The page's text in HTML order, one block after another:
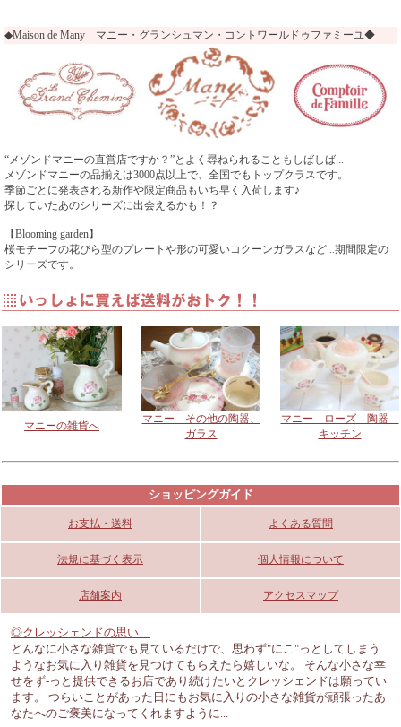
◆Maison de Many マニー・グランシュマン・コントワールドゥファミーユ◆
“メゾンドマニーの直営店ですか？”とよく尋ねられることもしばしば...
メゾンドマニーの品揃えは3000点以上で、全国でもトップクラスです。
季節ごとに発表される新作や限定商品もいち早く入荷します♪
探していたあのシリーズに出会えるかも！？
【Blooming garden】
桜モチーフの花びら型のプレートや形の可愛いコクーンガラスなど...期間限定の
シリーズです。
マニーの雑貨へ
マニー その他の陶器、
ガラス
マニー ローズ 陶器
キッチン
ショッピングガイド
お支払・送料 よくある質問
法規に基づく表示 個人情報について
店舗案内 アクセスマップ
◎クレッシェンドの思い…
どんなに小さな雑貨でも見ているだけで、思わず"にこ"っとしてしまう
ようなお気に入り雑貨を見つけてもらえたら嬉しいな。 そんな小さな幸
せをず-っと提供できるお店であり続けたいとクレッシェンドは願ってい
ます。 つらいことがあった日にもお気に入りの小さな雑貨が頑張ったあ
なたへのご褒美になってくれますように...